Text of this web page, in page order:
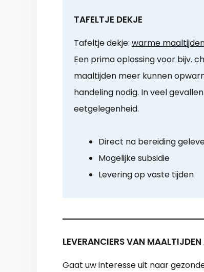
TAFELTJE DEKJE
Tafeltje dekje: warme
Een prima oplossing voor bijv.
maaltijden meer kunnen
handeling nodig. In veel
eetgelegenheid.
Direct na bereiding
Mogelijke subsidie
Levering op vaste tijden
LEVERANCIERS VAN
Gaat uw interesse uit naar